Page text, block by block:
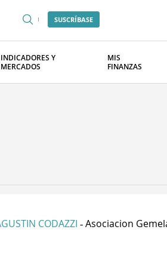
SUSCRÍBASE
INDICADORES Y
MERCADOS
MIS
FINANZAS
CODAZZI - Asociacion